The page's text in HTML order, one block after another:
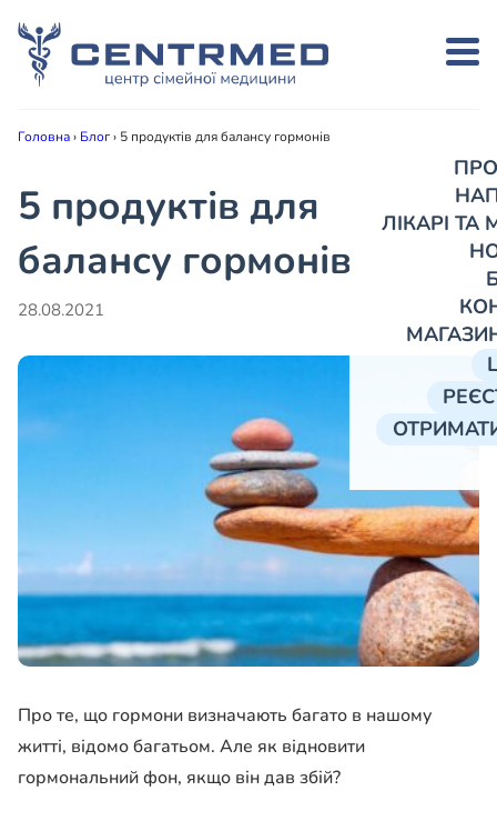
ЛІКАРІ
Головна› Блог› 5 продуктів для балансу гормонів
5 продуктів для
балансу гормонів
28.08.2021
Про те, що гормони визначають багато в нашому
житті, відомо багатьом. Але як відновити
гормональний фон, якщо він дав збій?